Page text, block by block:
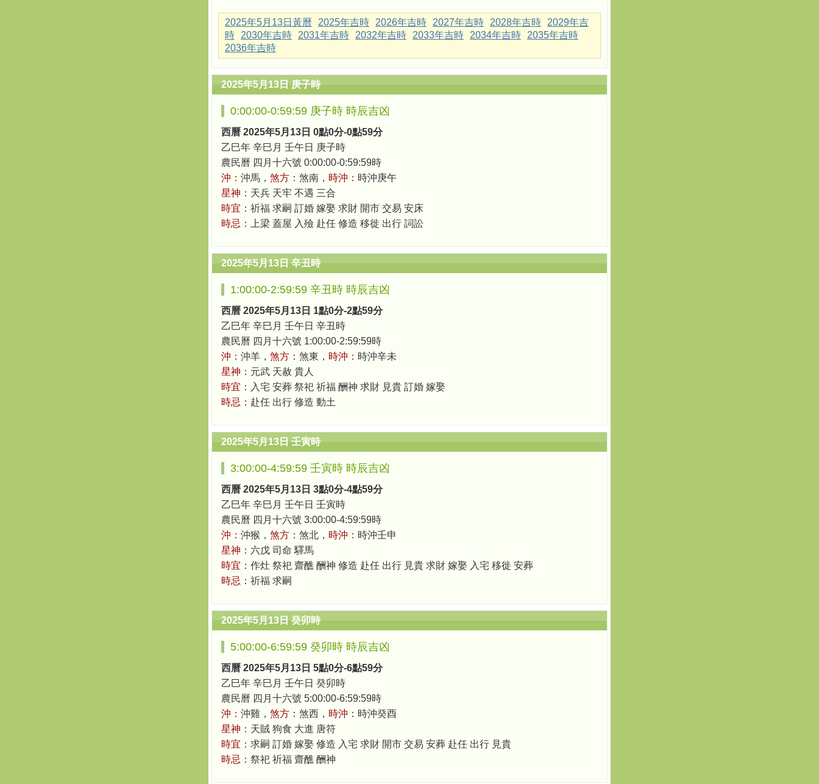
2025年5月13日黃曆 2025年吉時 2026年吉時 2027年吉時 2028年吉時
2029年吉
時
2030年吉時 2031年吉時 2032年吉時 2033年吉時 2034年吉時
2035年吉時
2036年吉時
2025年5月13日 庚子時
0:00:00-0:59:59 庚子時 時辰吉凶
西曆 2025年5月13日 0點0分-0點59分
乙巳年 辛巳月 壬午日 庚子時
農民曆 四月十六號 0:00:00-0:59:59時
沖： 沖馬， 煞方： 煞南， 時沖： 時沖庚午
星神： 天兵 天牢 不遇 三合
時宜： 祈福 求嗣 訂婚 嫁娶 求財 開市 交易 安床
時忌：
上梁 蓋屋 入殮 赴任 修造 移徙 出行 詞訟
2025年5月13日 辛丑時
1:00:00-2:59:59 辛丑時 時辰吉凶
西曆 2025年5月13日 1點0分-2點59分
乙巳年 辛巳月 壬午日 辛丑時
農民曆 四月十六號 1:00:00-2:59:59時
沖： 沖羊， 煞方： 煞東， 時沖： 時沖辛未
星神： 元武 天赦 貴人
時宜： 入宅 安葬 祭祀 祈福 酬神 求財 見貴 訂婚 嫁娶
時忌： 赴任 出行 修造 動土
2025年5月13日 壬寅時
3:00:00-4:59:59 壬寅時 時辰吉凶
西曆 2025年5月13日 3點0分-4點59分
乙巳年 辛巳月 壬午日 壬寅時
農民曆 四月十六號 3:00:00-4:59:59時
沖： 沖猴， 煞方： 煞北， 時沖： 時沖壬申
星神： 六戊 司命 驛馬
時宜： 作灶 祭祀 齋醮 酬神 修造 赴任 出行 見貴 求財 嫁娶 入宅 移徙 安葬
時忌： 祈福 求嗣
2025年5月13日 癸卯時
5:00:00-6:59:59 癸卯時 時辰吉凶
西曆 2025年5月13日 5點0分-6點59分
乙巳年 辛巳月 壬午日 癸卯時
農民曆 四月十六號 5:00:00-6:59:59時
沖： 沖雞， 煞方： 煞西， 時沖： 時沖癸酉
星神： 天賊 狗食 大進 唐符
時宜： 求嗣 訂婚 嫁娶 修造 入宅 求財 開市 交易 安葬 赴任 出行 見貴
時忌： 祭祀 祈福 齋醮 酬神